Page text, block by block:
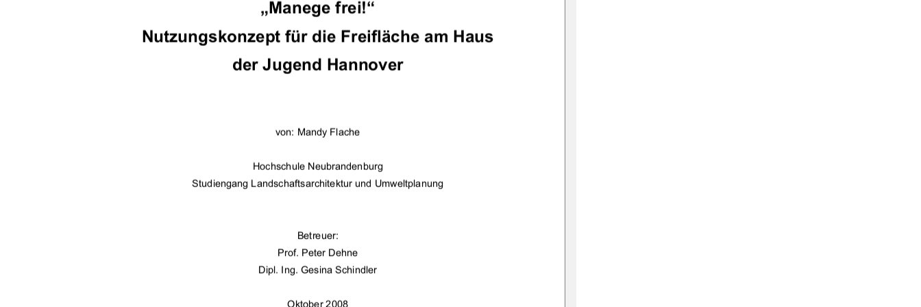
„Manege frei!“
Nutzungskonzept für die Freifläche am Haus
der Jugend Hannover
von: Mandy Flache
Hochschule Neubrandenburg
Studiengang Landschaftsarchitektur und Umweltplanung
Betreuer:
Prof. Peter Dehne
Dipl. Ing. Gesina Schindler
Oktober 2008